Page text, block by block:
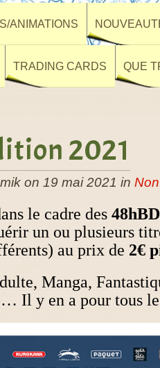
ANIMATIONS
TRADING CARDS QUE
2021
on 19 mai 2021 in
le cadre des 48hBD
un ou plusieurs
au prix de 2€
Manga,
Il y en a pour tous